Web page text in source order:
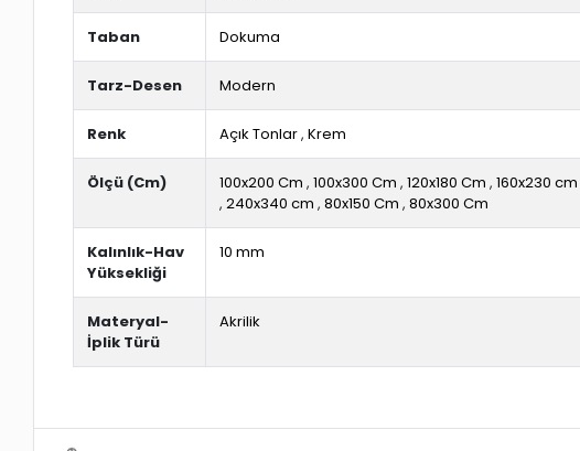
Taban Dokuma
Tarz-Desen Modern
Renk Açık Tonlar,Krem
Ölçü (Cm) 100x200 Cm ,100x300 Cm ,120x180 Cm ,160x230 cm
,240x340 cm ,80x150 Cm ,80x300 Cm
Kalınlık-Hav
Yüksekliği
10 mm
Materyal-
İplik Türü
Akrilik